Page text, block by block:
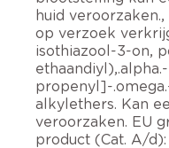
huid
op verzoek
isothiazool-3-on,
propenyl]-
alkylethers. Kan
veroorzaken. EU
product (Cat. A/